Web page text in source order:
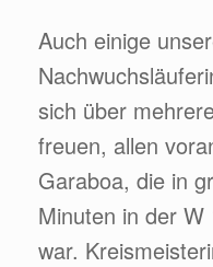
Auch einige
sich über
freuen, allen
Garaboa, die in
Minuten in der
war.